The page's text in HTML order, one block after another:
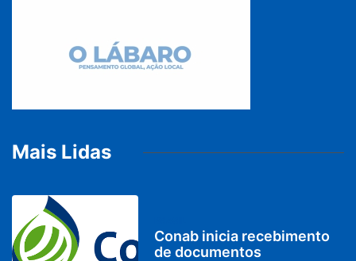
Mais Lidas
Conab inicia recebimento
de documentos